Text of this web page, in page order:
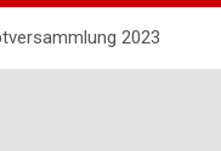
2023